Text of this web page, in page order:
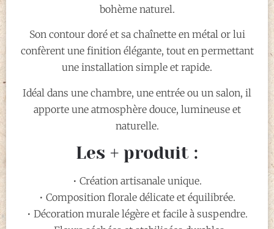
bohème naturel.
Son contour doré et sa chaînette en métal or lui
confèrent une finition élégante, tout en permettant
une installation simple et rapide.
Idéal dans une chambre, une entrée ou un salon, il
apporte une atmosphère douce, lumineuse et
naturelle.
Les + produit :
• Création artisanale unique.
• Composition florale délicate et équilibrée.
• Décoration murale légère et facile à suspendre.